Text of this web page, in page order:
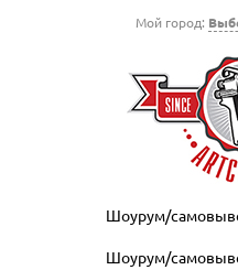
Мой город:
Шоурум/
Шоурум/